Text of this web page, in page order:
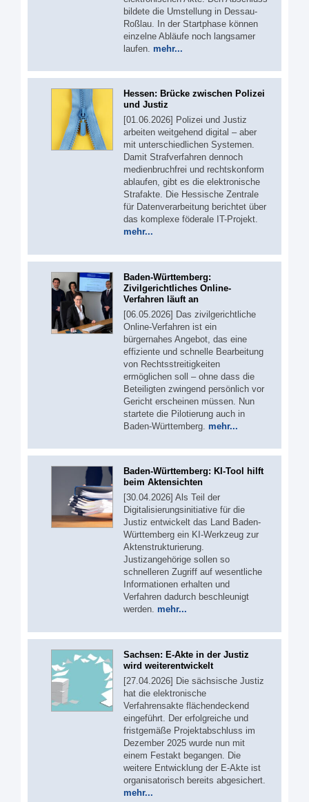
bildete die Umstellung in Dessau-
Roßlau. In der Startphase können
einzelne Abläufe noch langsamer
laufen. mehr...
Hessen: Brücke zwischen Polizei
und Justiz
[01.06.2026] Polizei und Justiz
arbeiten weitgehend digital – aber
mit unterschiedlichen Systemen.
Damit Strafverfahren dennoch
medienbruchfrei und rechtskonform
ablaufen, gibt es die elektronische
Strafakte. Die Hessische Zentrale
für Datenverarbeitung berichtet über
das komplexe föderale IT-Projekt.
mehr...
Baden-Württemberg:
Zivilgerichtliches Online-
Verfahren läuft an
[06.05.2026] Das zivilgerichtliche
Online-Verfahren ist ein
bürgernahes Angebot, das eine
effiziente und schnelle Bearbeitung
von Rechtsstreitigkeiten
ermöglichen soll – ohne dass die
Beteiligten zwingend persönlich vor
Gericht erscheinen müssen. Nun
startete die Pilotierung auch in
Baden-Württemberg. mehr...
Baden-Württemberg: KI-Tool hilft
beim Aktensichten
[30.04.2026] Als Teil der
Digitalisierungsinitiative für die
Justiz entwickelt das Land Baden-
Württemberg ein KI-Werkzeug zur
Aktenstrukturierung.
Justizangehörige sollen so
schnelleren Zugriff auf wesentliche
Informationen erhalten und
Verfahren dadurch beschleunigt
werden. mehr...
Sachsen: E-Akte in der Justiz
wird weiterentwickelt
[27.04.2026] Die sächsische Justiz
hat die elektronische
Verfahrensakte flächendeckend
eingeführt. Der erfolgreiche und
fristgemäße Projektabschluss im
Dezember 2025 wurde nun mit
einem Festakt begangen. Die
weitere Entwicklung der E-Akte ist
organisatorisch bereits abgesichert.
mehr...